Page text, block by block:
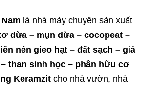
là nhà máy chuyên sản xuất
dừa – mụn dừa – cocopeat –
nén gieo hạt – đất sạch – giá
than sinh học – phân hữu cơ
Keramzit cho nhà vườn, nhà